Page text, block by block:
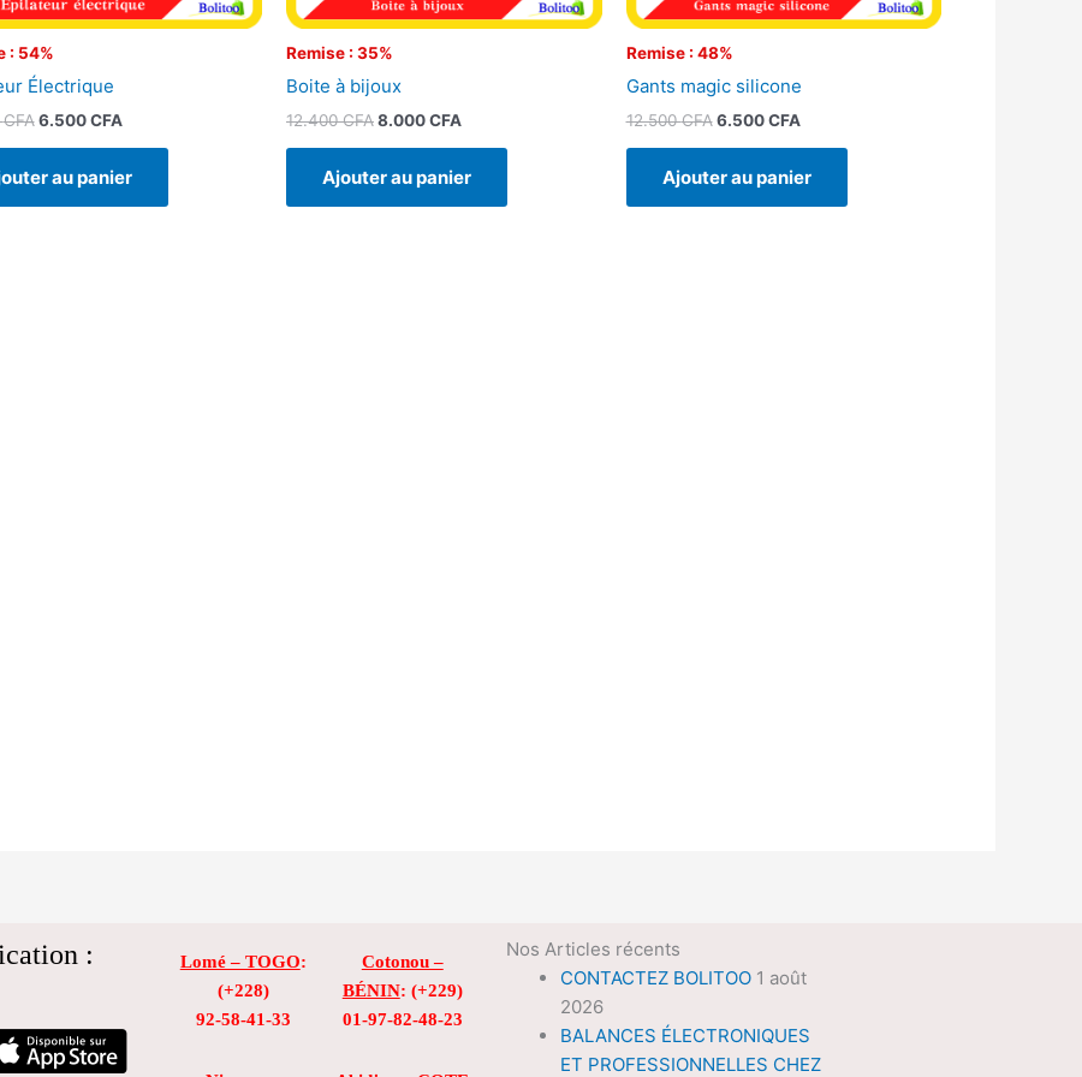
: 54%
Électrique
CFA 6.500CFA
au panier
Remise : 35%
Boite à bijoux
12.400CFA8.000CFA
Ajouter au panier
Remise : 48%
Gants magic silicone
12.500CFA 6.500CFA
Ajouter au panier
: Lomé – TOGO:
(+228)
92-58-41-33
Cotonou –
BÉNIN: (+229)
01-97-82-48-23
Nos Articles récents
CONTACTEZ BOLITOO 1 août
2026
BALANCES ÉLECTRONIQUES
ET PROFESSIONNELLES CHEZ